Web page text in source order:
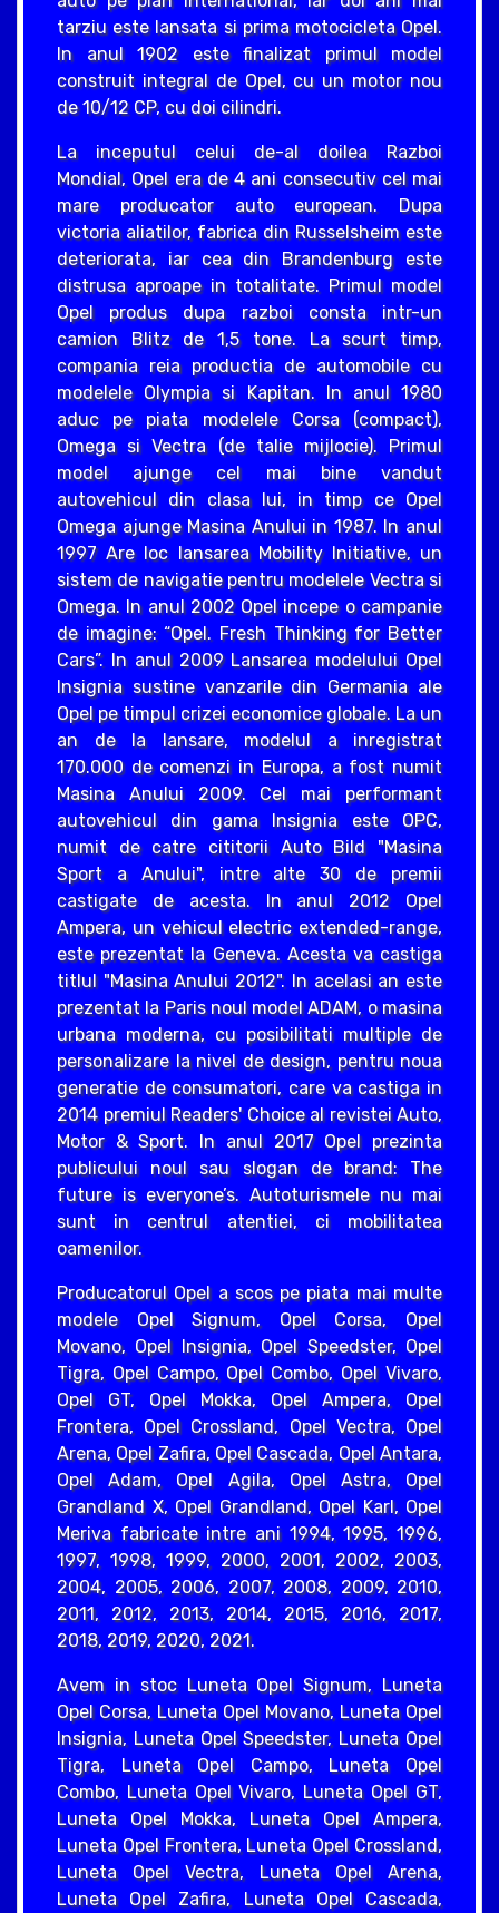
tarziu este lansata si prima motocicleta Opel.
In anul 1902 este finalizat primul model
construit integral de Opel, cu un motor nou
de 10/12 CP, cu doi cilindri.
La inceputul celui de-al doilea Razboi
Mondial, Opel era de 4 ani consecutiv cel mai
mare producator auto european. Dupa
victoria aliatilor, fabrica din Russelsheim este
deteriorata, iar cea din Brandenburg este
distrusa aproape in totalitate. Primul model
Opel produs dupa razboi consta intr-un
camion Blitz de 1,5 tone. La scurt timp,
compania reia productia de automobile cu
modelele Olympia si Kapitan. In anul 1980
aduc pe piata modelele Corsa (compact),
Omega si Vectra (de talie mijlocie). Primul
model ajunge cel mai bine vandut
autovehicul din clasa lui, in timp ce Opel
Omega ajunge Masina Anului in 1987. In anul
1997 Are loc lansarea Mobility Initiative, un
sistem de navigatie pentru modelele Vectra si
Omega. In anul 2002 Opel incepe o campanie
de imagine: “Opel. Fresh Thinking for Better
Cars”. In anul 2009 Lansarea modelului Opel
Insignia sustine vanzarile din Germania ale
Opel pe timpul crizei economice globale. La un
an de la lansare, modelul a inregistrat
170.000 de comenzi in Europa, a fost numit
Masina Anului 2009. Cel mai performant
autovehicul din gama Insignia este OPC,
numit de catre cititorii Auto Bild "Masina
Sport a Anului", intre alte 30 de premii
castigate de acesta. In anul 2012 Opel
Ampera, un vehicul electric extended-range,
este prezentat la Geneva. Acesta va castiga
titlul "Masina Anului 2012". In acelasi an este
prezentat la Paris noul model ADAM, o masina
urbana moderna, cu posibilitati multiple de
personalizare la nivel de design, pentru noua
generatie de consumatori, care va castiga in
2014 premiul Readers' Choice al revistei Auto,
Motor & Sport. In anul 2017 Opel prezinta
publicului noul sau slogan de brand: The
future is everyone’s. Autoturismele nu mai
sunt in centrul atentiei, ci mobilitatea
oamenilor.
Producatorul Opel a scos pe piata mai multe
modele Opel Signum, Opel Corsa, Opel
Movano, Opel Insignia, Opel Speedster, Opel
Tigra, Opel Campo, Opel Combo, Opel Vivaro,
Opel GT, Opel Mokka, Opel Ampera, Opel
Frontera, Opel Crossland, Opel Vectra, Opel
Arena, Opel Zafira, Opel Cascada, Opel Antara,
Opel Adam, Opel Agila, Opel Astra, Opel
Grandland X, Opel Grandland, Opel Karl, Opel
Meriva fabricate intre ani 1994, 1995, 1996,
1997, 1998, 1999, 2000, 2001, 2002, 2003,
2004, 2005, 2006, 2007, 2008, 2009, 2010,
2011, 2012, 2013, 2014, 2015, 2016, 2017,
2018, 2019, 2020, 2021.
Avem in stoc Luneta Opel Signum, Luneta
Opel Corsa, Luneta Opel Movano, Luneta Opel
Insignia, Luneta Opel Speedster, Luneta Opel
Tigra, Luneta Opel Campo, Luneta Opel
Combo, Luneta Opel Vivaro, Luneta Opel GT,
Luneta Opel Mokka, Luneta Opel Ampera,
Luneta Opel Frontera, Luneta Opel Crossland,
Luneta Opel Vectra, Luneta Opel Arena,
Luneta Opel Zafira, Luneta Opel Cascada,